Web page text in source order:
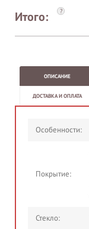
Итого: ?
ОПИСАНИЕ
ДОСТАВКА И ОПЛАТА
Особенности:
Покрытие:
Стекло: